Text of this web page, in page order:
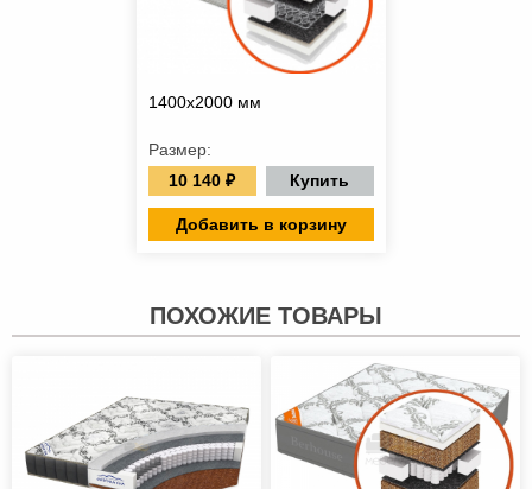
1400х2000 мм
Размер:
10 140 ₽
Купить
Добавить в корзину
ПОХОЖИЕ ТОВАРЫ